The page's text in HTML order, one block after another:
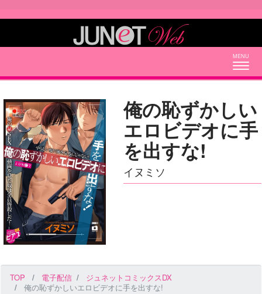
俺の恥ずかしい
エロビデオに手
を出すな!
イヌミソ
TOP 電子配信
ジュネットコミックスDX
俺の恥ずかしいエロビデオに手を出すな!